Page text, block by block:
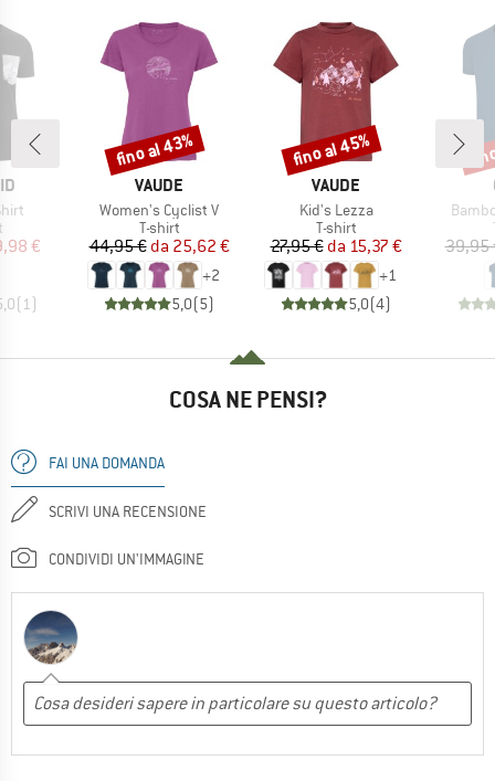
di prodotti
ridotto
€
(1)
MARCHIO
VAUDE
Articolo
Women's Cyclist V
Gruppo di prodotti
T-shirt
Prezzo
44,95 € Prezzo ridotto
da 25,62 €
+2
5,0(5)
Sconto
fino al 43%
MARCHIO
VAUDE
Articolo
Kid's Lezza
Gruppo di prodotti
T-shirt
Prezzo
27,95 € Prezzo ridotto
da 15,37 €
+1
5,0(4)
Sconto
fino al 45%
39,95
COSA NE PENSI?
FAI UNA DOMANDA
SCRIVI UNA RECENSIONE
CONDIVIDI UN'IMMAGINE